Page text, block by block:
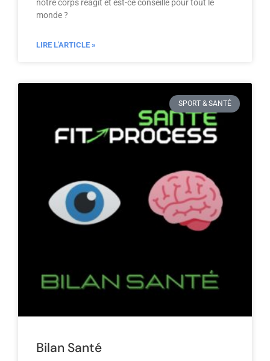
notre corps réagit et est-ce conseillé pour tout le
monde ?
LIRE L'ARTICLE »
SPORT & SANTÉ
Bilan Santé